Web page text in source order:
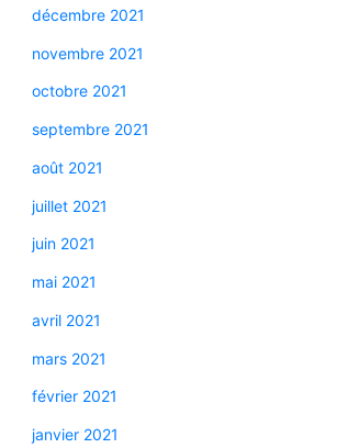
décembre 2021
novembre 2021
octobre 2021
septembre 2021
août 2021
juillet 2021
juin 2021
mai 2021
avril 2021
mars 2021
février 2021
janvier 2021